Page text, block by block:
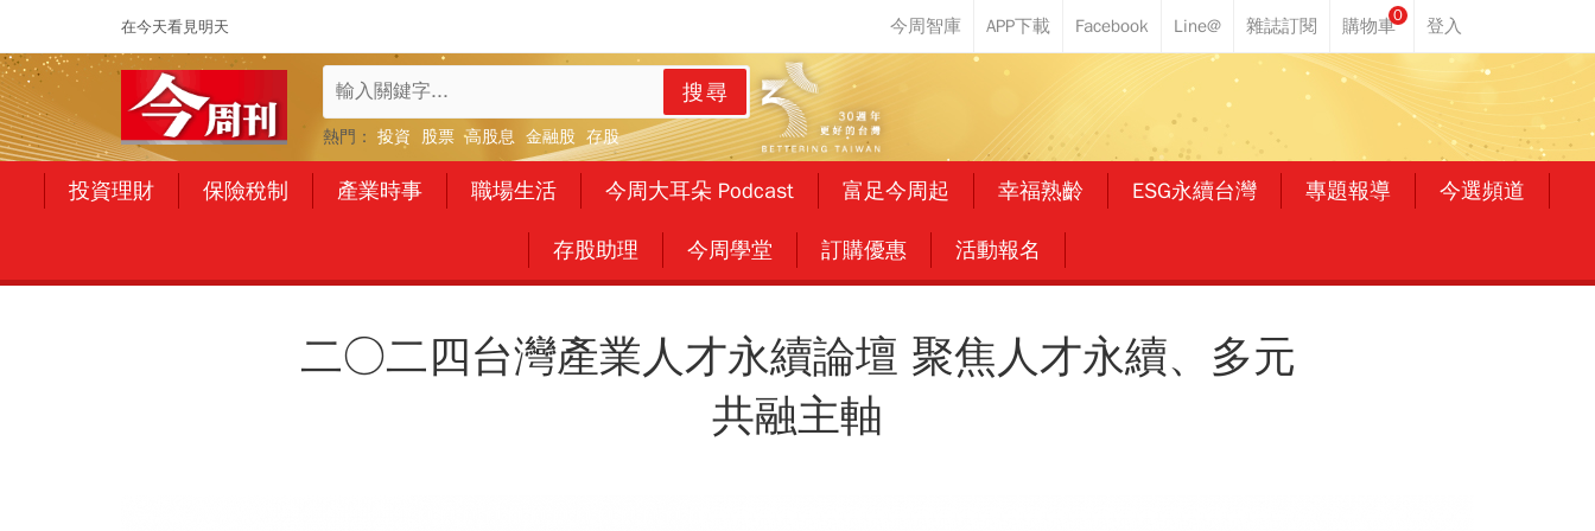
在今天看見明天
0
搜尋
熱門： 投資 股票 高股息 金融股 存股
投資理財 保險稅制 產業時事 職場生活 今周大耳朵 Podcast 富足今周起 幸福熟齡 ESG永續台灣 專題報導 今選頻道
存股助理 今周學堂 訂購優惠 活動報名
二○二四台灣產業人才永續論壇 聚焦人才永續、多元
共融主軸